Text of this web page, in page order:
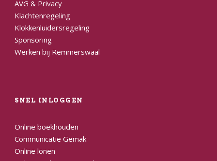
AVG & Privacy
Klachtenregeling
Klokkenluidersregeling
Sponsoring
Werken bij Remmerswaal
SNEL INLOGGEN
Online boekhouden
Communicatie Gemak
Online lonen